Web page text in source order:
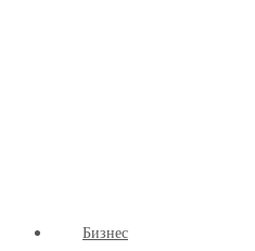
Бизнес